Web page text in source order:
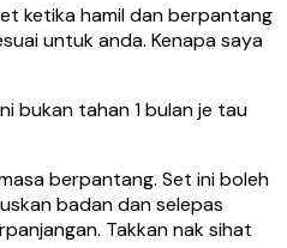
ketika hamil dan berpantang
untuk anda. Kenapa saya
bukan tahan 1 bulan je tau
berpantang. Set ini boleh
badan dan selepas
Takkan nak sihat